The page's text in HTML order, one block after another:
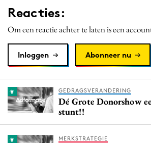
PR
Programmatic
Reputatie & crisis
Reacties:
Om een reactie achter te laten is een
Inloggen Abonneer nu
GEDRAGSVERANDERING
Dé Grote Donorshow
stunt!!
MERKSTRATEGIE